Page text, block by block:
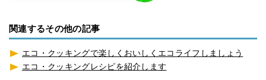
関連するその他の記事
エコ・クッキングで楽しくおいしくエコライフしましょう
エコ・クッキングレシピを紹介します